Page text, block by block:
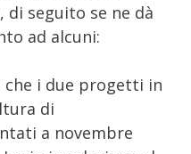
seguito se ne dà
ad alcuni:
che i due progetti in
di
a novembre